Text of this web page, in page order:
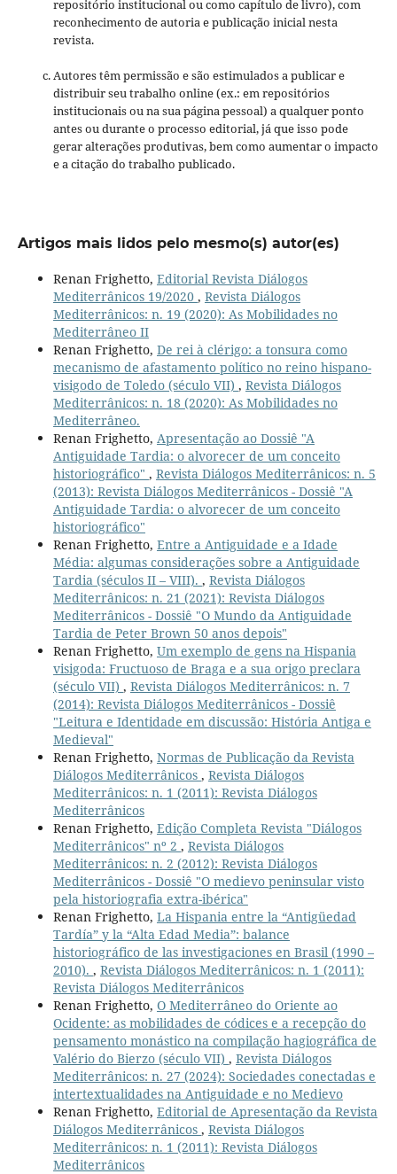
repositório institucional ou como capítulo de livro), com
reconhecimento de autoria e publicação inicial nesta
revista.
Autores têm permissão e são estimulados a publicar e
distribuir seu trabalho online (ex.: em repositórios
institucionais ou na sua página pessoal) a qualquer ponto
antes ou durante o processo editorial, já que isso pode
gerar alterações produtivas, bem como aumentar o impacto
e a citação do trabalho publicado.
Artigos mais lidos pelo mesmo(s) autor(es)
Renan Frighetto, Editorial Revista Diálogos
Mediterrânicos 19/2020 , Revista Diálogos
Mediterrânicos: n. 19 (2020): As Mobilidades no
Mediterrâneo II
Renan Frighetto, De rei à clérigo: a tonsura como
mecanismo de afastamento político no reino hispano-
visigodo de Toledo (século VII) , Revista Diálogos
Mediterrânicos: n. 18 (2020): As Mobilidades no
Mediterrâneo.
Renan Frighetto, Apresentação ao Dossiê "A
Antiguidade Tardia: o alvorecer de um conceito
historiográfico" , Revista Diálogos Mediterrânicos: n. 5
(2013): Revista Diálogos Mediterrânicos - Dossiê "A
Antiguidade Tardia: o alvorecer de um conceito
historiográfico"
Renan Frighetto, Entre a Antiguidade e a Idade
Média: algumas considerações sobre a Antiguidade
Tardia (séculos II – VIII). , Revista Diálogos
Mediterrânicos: n. 21 (2021): Revista Diálogos
Mediterrânicos - Dossiê "O Mundo da Antiguidade
Tardia de Peter Brown 50 anos depois"
Renan Frighetto, Um exemplo de gens na Hispania
visigoda: Fructuoso de Braga e a sua origo preclara
(século VII) , Revista Diálogos Mediterrânicos: n. 7
(2014): Revista Diálogos Mediterrânicos - Dossiê
"Leitura e Identidade em discussão: História Antiga e
Medieval"
Renan Frighetto, Normas de Publicação da Revista
Diálogos Mediterrânicos , Revista Diálogos
Mediterrânicos: n. 1 (2011): Revista Diálogos
Mediterrânicos
Renan Frighetto, Edição Completa Revista "Diálogos
Mediterrânicos" nº 2 , Revista Diálogos
Mediterrânicos: n. 2 (2012): Revista Diálogos
Mediterrânicos - Dossiê "O medievo peninsular visto
pela historiografia extra-ibérica"
Renan Frighetto, La Hispania entre la “Antigüedad
Tardía” y la “Alta Edad Media”: balance
historiográfico de las investigaciones en Brasil (1990 –
2010). , Revista Diálogos Mediterrânicos: n. 1 (2011):
Revista Diálogos Mediterrânicos
Renan Frighetto, O Mediterrâneo do Oriente ao
Ocidente: as mobilidades de códices e a recepção do
pensamento monástico na compilação hagiográfica de
Valério do Bierzo (século VII) , Revista Diálogos
Mediterrânicos: n. 27 (2024): Sociedades conectadas e
intertextualidades na Antiguidade e no Medievo
Renan Frighetto, Editorial de Apresentação da Revista
Diálogos Mediterrânicos , Revista Diálogos
Mediterrânicos: n. 1 (2011): Revista Diálogos
Mediterrânicos